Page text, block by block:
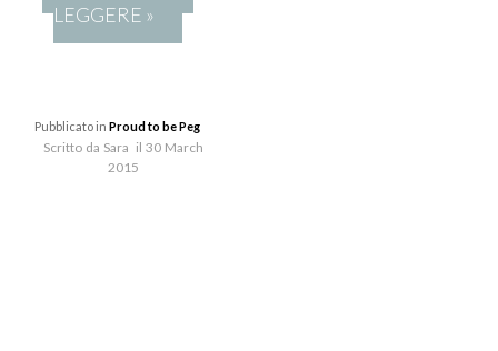
LEGGERE »
Pubblicato inProud to be Peg
Scritto da Sara il 30 March
2015